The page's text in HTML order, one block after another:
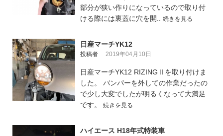
部分が狭い作りになっているので取り付
ける際には裏蓋に穴を開.. 続きを見る
日産マーチYK12
投稿者 2019年04月10日
日産マーチYK12 RIZINGⅡを取り付けま
した。 バンパーを外しての作業だったの
で少し大変でしたが明るくなって大満足
です。 続きを見る
ハイエース H18年式特装車